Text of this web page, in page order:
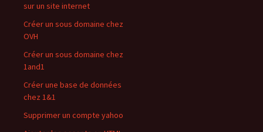
sur un site internet
Créer un sous domaine chez
OVH
Créer un sous domaine chez
1and1
Créer une base de données
chez 1&1
Supprimer un compte yahoo